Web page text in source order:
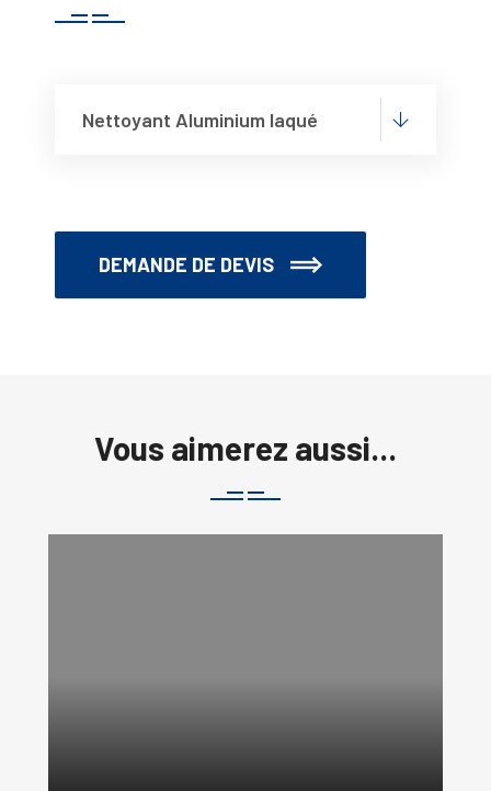
Nettoyant Aluminium laqué
DEMANDE DE DEVIS
Vous aimerez aussi...